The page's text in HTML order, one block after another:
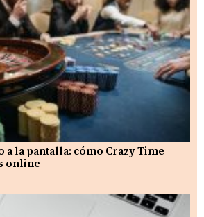
a la pantalla: cómo Crazy Time
online